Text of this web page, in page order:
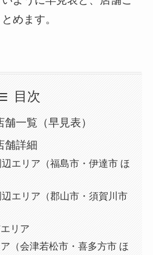
めます。
目次
一覧（早見表）
舗詳細
エリア（福島市・伊達市 ほ
エリア（郡山市・須賀川市
リア
（会津若松市・喜多方市 ほ